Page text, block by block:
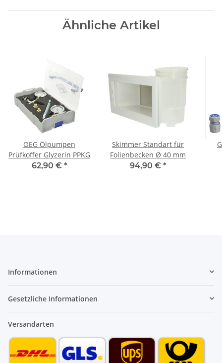
Ähnliche Artikel
OEG Ölpumpen
Prüfkoffer Glyzerin PPKG
62,90 € *
Skimmer Standart für
Folienbecken Ø 40 mm
94,90 € *
Informationen
Gesetzliche Informationen
Versandarten